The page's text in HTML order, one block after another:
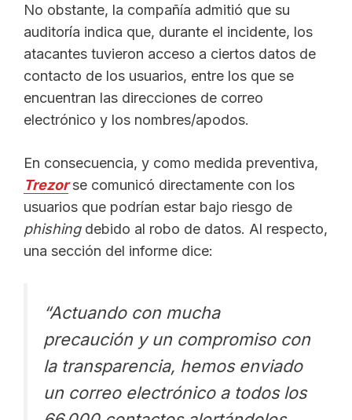
No obstante, la compañía admitió que su
auditoría indica que, durante el incidente, los
atacantes tuvieron acceso a ciertos datos de
contacto de los usuarios, entre los que se
encuentran las direcciones de correo
electrónico y los nombres/apodos.
En consecuencia, y como medida preventiva,
Trezorse comunicó directamente con los
usuarios que podrían estar bajo riesgo de
phishing debido al robo de datos. Al respecto,
una sección del informe dice:
“Actuando con mucha
precaución y un compromiso con
la transparencia, hemos enviado
un correo electrónico a todos los